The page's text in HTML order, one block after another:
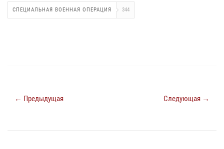
СПЕЦИАЛЬНАЯ ВОЕННАЯ ОПЕРАЦИЯ 344
← Предыдущая Следующая →